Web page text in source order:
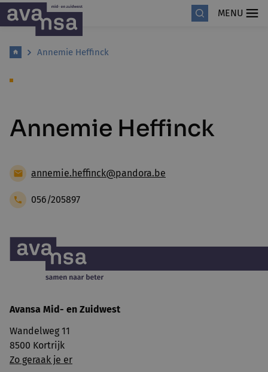
MENU
Annemie Heffinck
Annemie Heffinck
annemie.heffinck@pandora.be
056/205897
Avansa Mid- en Zuidwest
Wandelweg 11
8500 Kortrijk
Zo geraak je er